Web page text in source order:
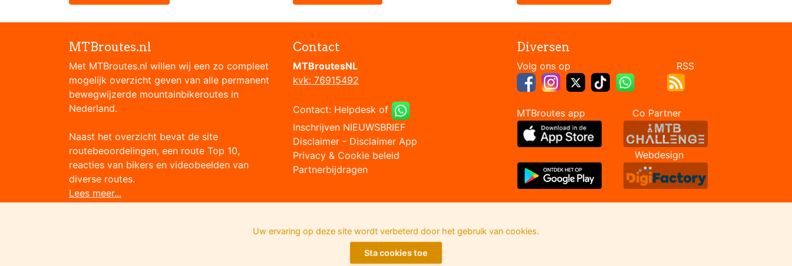
MTBroutes.nl
Met MTBroutes.nl willen wij een zo compleet
mogelijk overzicht geven van alle permanent
bewegwijzerde mountainbikeroutes in
Nederland.
Naast het overzicht bevat de site
routebeoordelingen, een route Top 10,
reacties van bikers en videobeelden van
diverse routes.
Lees meer...
Contact
MTBroutesNL
kvk: 76915492
Contact: Helpdesk of
Inschrijven NIEUWSBRIEF
Disclaimer - Disclaimer App
Privacy & Cookie beleid
Partnerbijdragen
Diversen
Volg ons op RSS
MTBroutes app Co Partner
Webdesign
Uw ervaring op deze site wordt verbeterd door het gebruik van cookies.
Sta cookies toe